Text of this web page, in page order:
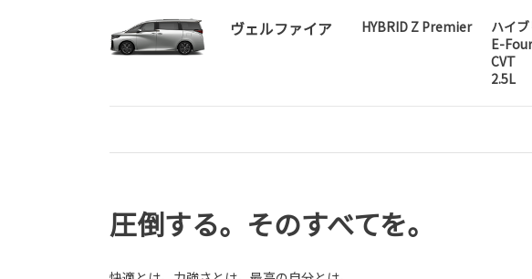
ヴェルファイア HYBRID Z Premier
ハイ
E-
CVT
2.5L
圧倒する。そのすべてを。